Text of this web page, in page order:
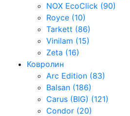
NOX EcoClick (90)
Royce (10)
Tarkett (86)
Vinilam (15)
Zeta (16)
Ковролин
Arc Edition (83)
Balsan (186)
Carus (BIG) (121)
Condor (20)